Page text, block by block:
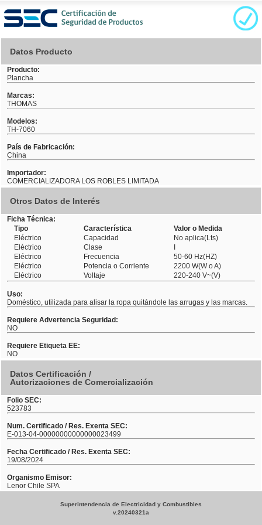
Datos Producto
Producto:
Plancha
Marcas:
THOMAS
Modelos:
TH-7060
País de Fabricación:
China
Importador:
COMERCIALIZADORA LOS ROBLES LIMITADA
Otros Datos de Interés
Ficha Técnica:
Tipo
Característica
Valor o Medida
Eléctrico
Capacidad
No aplica(Lts)
Eléctrico
Clase
Eléctrico
Frecuencia
50-60 Hz(HZ)
Eléctrico
Potencia o Corriente
2200 W(W o A)
Eléctrico
Voltaje 220-240 V~(V)
Uso:
Doméstico, utilizada para alisar la ropa quitándole las arrugas y las marcas.
Requiere Advertencia Seguridad:
NO
Requiere Etiqueta EE:
NO
Datos Certificación /
Autorizaciones de Comercialización
Folio SEC:
523783
Num. Certificado / Res. Exenta SEC:
E-013-04-00000000000000023499
Fecha Certificado / Res. Exenta SEC:
19/08/2024
Organismo Emisor:
Lenor Chile SPA
Superintendencia de Electricidad y Combustibles
v.20240321a